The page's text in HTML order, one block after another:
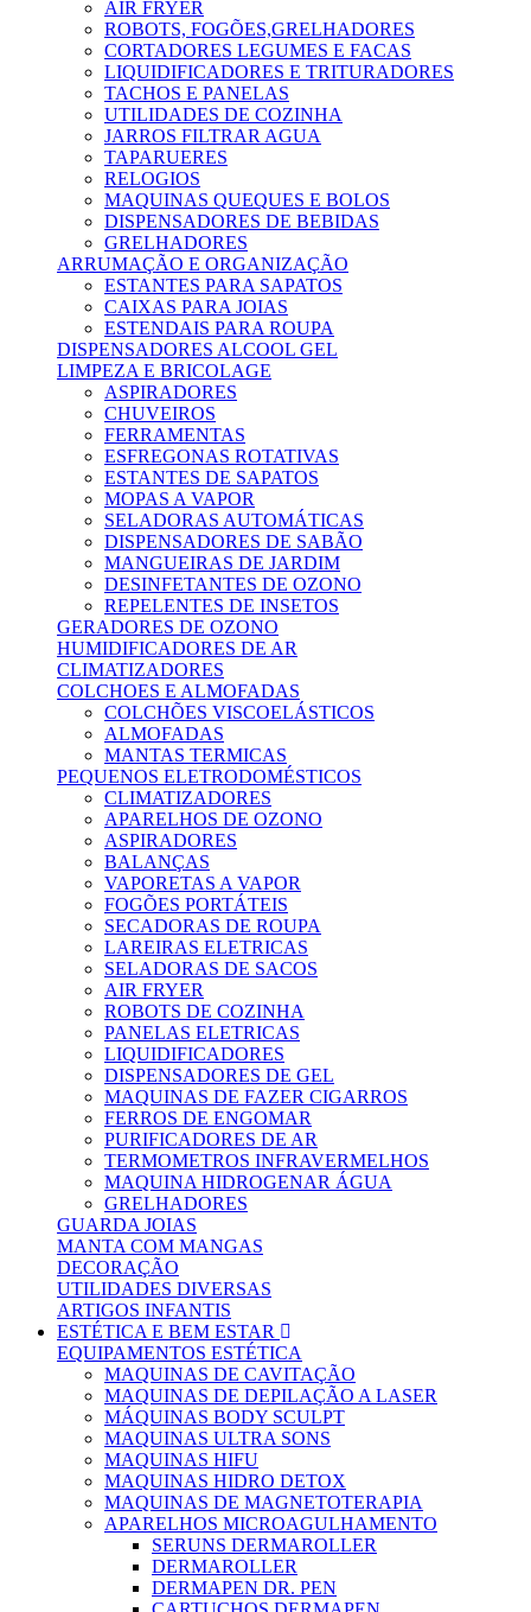
AIR FRYER
ROBOTS, FOGÕES,GRELHADORES
CORTADORES LEGUMES E FACAS
LIQUIDIFICADORES E TRITURADORES
TACHOS E PANELAS
UTILIDADES DE COZINHA
JARROS FILTRAR AGUA
TAPARUERES
RELOGIOS
MAQUINAS QUEQUES E BOLOS
DISPENSADORES DE BEBIDAS
GRELHADORES
ARRUMAÇÃO E ORGANIZAÇÃO
ESTANTES PARA SAPATOS
CAIXAS PARA JOIAS
ESTENDAIS PARA ROUPA
DISPENSADORES ALCOOL GEL
LIMPEZA E BRICOLAGE
ASPIRADORES
CHUVEIROS
FERRAMENTAS
ESFREGONAS ROTATIVAS
ESTANTES DE SAPATOS
MOPAS A VAPOR
SELADORAS AUTOMÁTICAS
DISPENSADORES DE SABÃO
MANGUEIRAS DE JARDIM
DESINFETANTES DE OZONO
REPELENTES DE INSETOS
GERADORES DE OZONO
HUMIDIFICADORES DE AR
CLIMATIZADORES
COLCHOES E ALMOFADAS
COLCHÕES VISCOELÁSTICOS
ALMOFADAS
MANTAS TERMICAS
PEQUENOS ELETRODOMÉSTICOS
CLIMATIZADORES
APARELHOS DE OZONO
ASPIRADORES
BALANÇAS
VAPORETAS A VAPOR
FOGÕES PORTÁTEIS
SECADORAS DE ROUPA
LAREIRAS ELETRICAS
SELADORAS DE SACOS
AIR FRYER
ROBOTS DE COZINHA
PANELAS ELETRICAS
LIQUIDIFICADORES
DISPENSADORES DE GEL
MAQUINAS DE FAZER CIGARROS
FERROS DE ENGOMAR
PURIFICADORES DE AR
TERMOMETROS INFRAVERMELHOS
MAQUINA HIDROGENAR ÁGUA
GRELHADORES
GUARDA JOIAS
MANTA COM MANGAS
DECORAÇÃO
UTILIDADES DIVERSAS
ARTIGOS INFANTIS
ESTÉTICA E BEM ESTAR
EQUIPAMENTOS ESTÉTICA
MAQUINAS DE CAVITAÇÃO
MAQUINAS DE DEPILAÇÃO A LASER
MÁQUINAS BODY SCULPT
MAQUINAS ULTRA SONS
MAQUINAS HIFU
MAQUINAS HIDRO DETOX
MAQUINAS DE MAGNETOTERAPIA
APARELHOS MICROAGULHAMENTO
SERUNS DERMAROLLER
DERMAROLLER
DERMAPEN DR. PEN